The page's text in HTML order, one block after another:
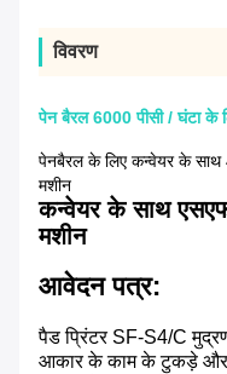
विवरण
पेन बैरल 6000 पीसी / घंटा के
पेनबैरल के लिए कन्वेयर के साथ
मशीन
कन्वेयर के साथ
मशीन
आवेदन पत्र:
पैड प्रिंटर SF-S4/C
आकार के काम के टुकड़े और